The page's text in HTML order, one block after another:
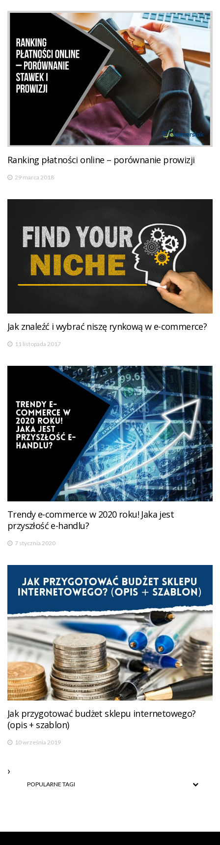
Ranking płatności online – porównanie prowizji
29 marca 2018
Jak znaleźć i wybrać niszę rynkową w e-commerce?
11 listopada 2017
Trendy e-commerce w 2020 roku! Jaka jest
przyszłość e-handlu?
7 stycznia 2020
Jak przygotować budżet sklepu internetowego?
(opis + szablon)
10 września 2019
POPULARNE TAGI